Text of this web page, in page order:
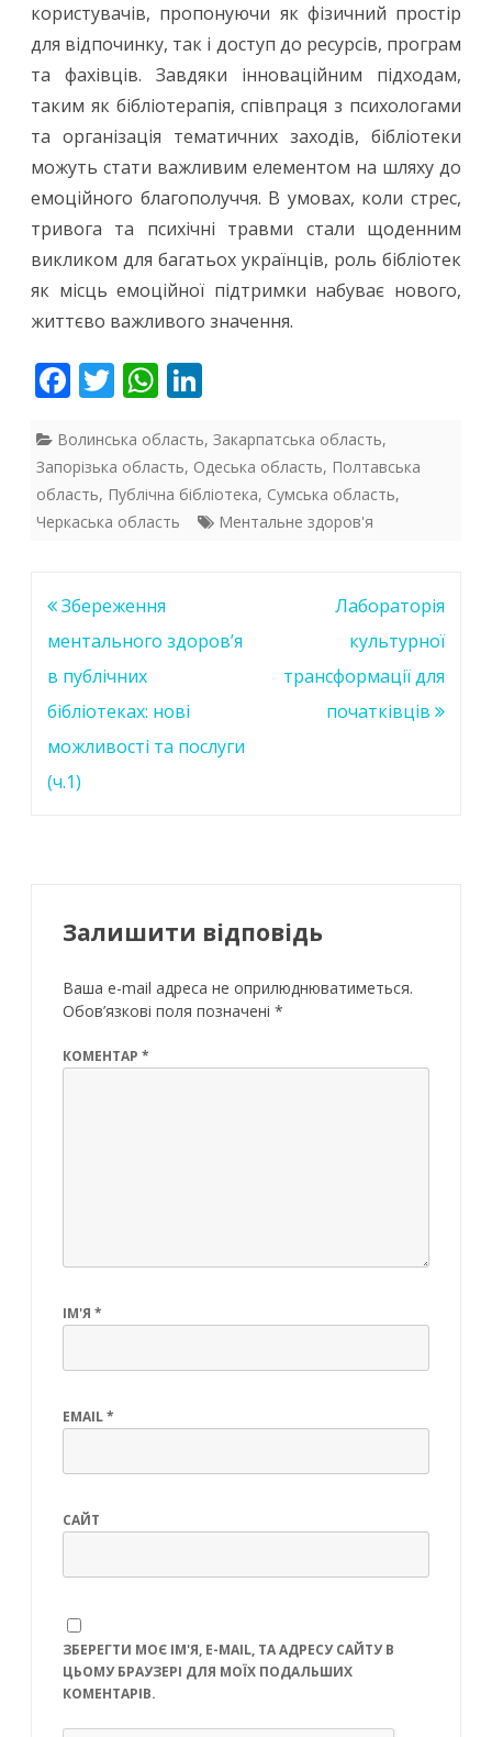
користувачів, пропонуючи як фізичний простір
для відпочинку, так і доступ до ресурсів, програм
та фахівців. Завдяки інноваційним підходам,
таким як бібліотерапія, співпраця з психологами
та організація тематичних заходів, бібліотеки
можуть стати важливим елементом на шляху до
емоційного благополуччя. В умовах, коли стрес,
тривога та психічні травми стали щоденним
викликом для багатьох українців, роль бібліотек
як місць емоційної підтримки набуває нового,
життєво важливого значення.
F
e
b
o
k
T
itt
er
W
at
s
A
p
k
e
dI
Волинська область, Закарпатська область,
Запорізька область, Одеська область, Полтавська
область, Публічна бібліотека, Сумська область,
Черкаська область
Ментальне здоров'я
Навігація
записів
Збереження
ментального здоров’я
в публічних
бібліотеках: нові
можливості та послуги
(ч.1)
Лабораторія
культурної
трансформації для
початківців
Залишити відповідь
Ваша e-mail адреса не оприлюднюватиметься.
Обов’язкові поля позначені *
КОМЕНТАР *
ІМ'Я *
EMAIL*
САЙТ
ЗБЕРЕГТИ МОЄ ІМ'Я, E-MAIL, ТА АДРЕСУ САЙТУ В
ЦЬОМУ БРАУЗЕРІ ДЛЯ МОЇХ ПОДАЛЬШИХ
КОМЕНТАРІВ.